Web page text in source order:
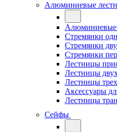
Алюминиевые
Алюминиевые
Стремянки
Стремянки
Стремянки
Лестницы
Лестницы
Лестницы
Аксессуары
Лестницы
Сейфы